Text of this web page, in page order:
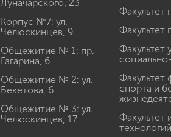
Луначарского, 23
Корпус №7: ул.
Челюскинцев, 9
Общежитие № 1: пр.
Гагарина, 6
Общежитие № 2: ул.
Бекетова, 6
Общежитие № 3: ул.
Челюскинцев, 17
Факультет
Факультет
Факультет
Факультет
спорта и
технологий